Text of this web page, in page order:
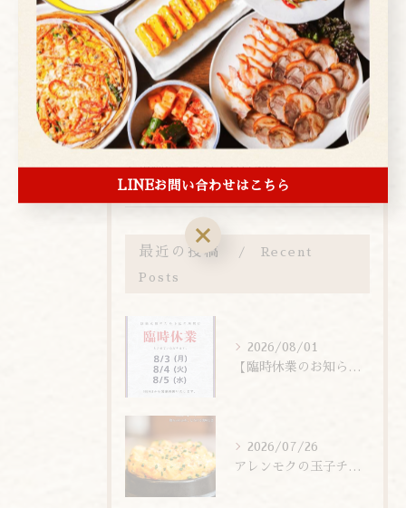
メニュー
お知らせ
メディア情報
お客様の痕跡
スタッフブログ
本物に会えるまち台東区
最近の投稿 Recent
Posts
2026/08/01
【臨時休業のお知らせ】
2026/07/26
アレンモクの玉子チムは、玉子を惜しまず6個分使用しています！
LINEお問い合わせはこちら